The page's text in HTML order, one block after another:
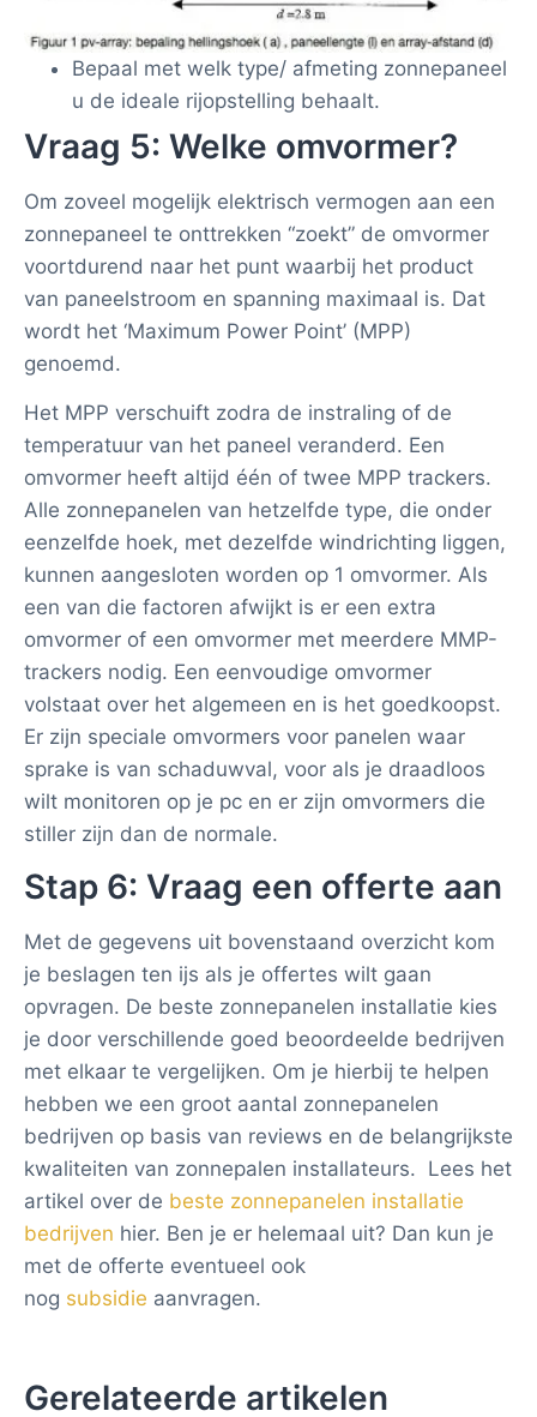
Bepaal met welk type/ afmeting zonnepaneel
u de ideale rijopstelling behaalt.
Vraag 5: Welke omvormer?
Om zoveel mogelijk elektrisch vermogen aan een
zonnepaneel te onttrekken “zoekt” de omvormer
voortdurend naar het punt waarbij het product
van paneelstroom en spanning maximaal is. Dat
wordt het ‘Maximum Power Point’ (MPP)
genoemd.
Het MPP verschuift zodra de instraling of de
temperatuur van het paneel veranderd. Een
omvormer heeft altijd één of twee MPP trackers.
Alle zonnepanelen van hetzelfde type, die onder
eenzelfde hoek, met dezelfde windrichting liggen,
kunnen aangesloten worden op 1 omvormer. Als
een van die factoren afwijkt is er een extra
omvormer of een omvormer met meerdere MMP-
trackers nodig. Een eenvoudige omvormer
volstaat over het algemeen en is het goedkoopst.
Er zijn speciale omvormers voor panelen waar
sprake is van schaduwval, voor als je draadloos
wilt monitoren op je pc en er zijn omvormers die
stiller zijn dan de normale.
Stap 6: Vraag een offerte aan
Met de gegevens uit bovenstaand overzicht kom
je beslagen ten ijs als je offertes wilt gaan
opvragen. De beste zonnepanelen installatie kies
je door verschillende goed beoordeelde bedrijven
met elkaar te vergelijken. Om je hierbij te helpen
hebben we een groot aantal zonnepanelen
bedrijven op basis van reviews en de belangrijkste
kwaliteiten van zonnepalen installateurs. Lees het
artikel over de beste zonnepanelen installatie
bedrijven hier. Ben je er helemaal uit? Dan kun je
met de offerte eventueel ook
nog subsidie aanvragen.
Gerelateerde artikelen